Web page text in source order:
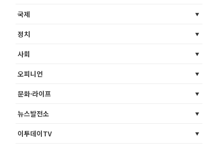
국제
정치
사회
오피니언
문화·라이프
뉴스발전소
이투데이TV